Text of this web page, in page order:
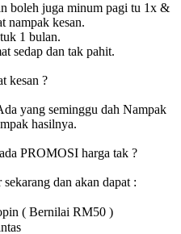
boleh juga minum pagi tu 1x &
nampak kesan.
1 bulan.
sedap dan tak pahit.
kesan ?
yang seminggu dah Nampak
hasilnya.
PROMOSI harga tak ?
dan akan dapat :
( Bernilai RM50 )